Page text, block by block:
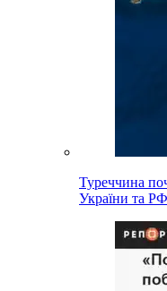
Туреччина
України та РФ